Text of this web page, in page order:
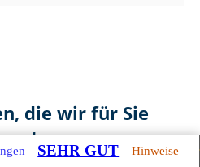
die wir für Sie
SEHR GUT Hinweise